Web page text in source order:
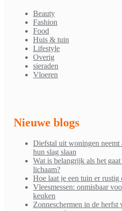
Beauty
Fashion
Food
Huis & tuin
Lifestyle
Overig
sieraden
Vloeren
Nieuwe blogs
Diefstal uit woningen
hun slag slaan
Wat is belangrijk als het
lichaam?
Hoe laat je een tuin er
Vleesmessen: onmisbaar
keuken
Zonneschermen in de